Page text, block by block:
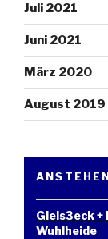
Juli 2021
Juni 2021
März 2020
August 2019
Gleis3eck +
Wuhlheide